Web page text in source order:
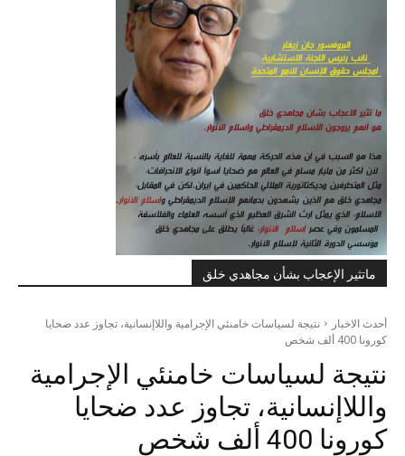
ماتثير الإعجاب بشأن مجاهدي خلق
أحدث الاخبار
نتيجة لسياسات خامنئي الإجرامية واللاإنسانية، تجاوز عدد ضحايا
كورونا 400 ألف شخص
نتيجة لسياسات خامنئي الإجرامية
واللاإنسانية، تجاوز عدد ضحايا
كورونا 400 ألف شخص